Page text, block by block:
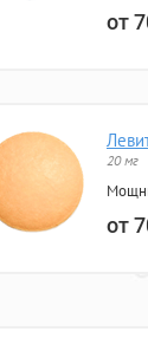
от
20 мг
от